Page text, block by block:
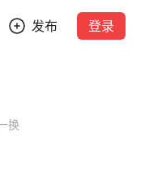
发布 登录
换